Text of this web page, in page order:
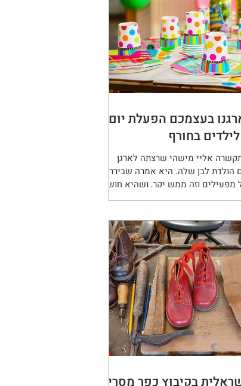
בעצמכם הפעלת יום
בחורף
אליי מישהי שרצתה לארגן
הולדת לבן שלה. היא אמרה שביררה
מפעילים וזה ממש יקר, ושהיא חושבת
ההפעלה...
בקיבוץ כפר מסריק